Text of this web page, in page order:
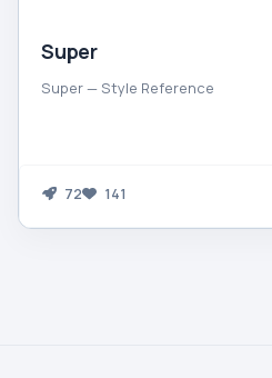
Super
Super — Style Reference
72 141